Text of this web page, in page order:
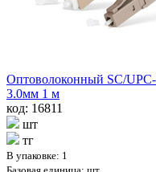
Оптоволоконный SC/
3.0мм 1 м
код: 16811
шт
тг
В упаковке: 1